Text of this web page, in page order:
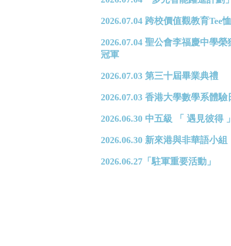
2026.07.04 跨校價值觀教育Tee
2026.07.04 聖公會李福慶中學
冠軍
2026.07.03 第三十屆畢業典禮
2026.07.03 香港大學數學系體
2026.06.30 中五級 「 遇見彼得
2026.06.30 新來港與非華語小
2026.06.27「駐軍重要活動」